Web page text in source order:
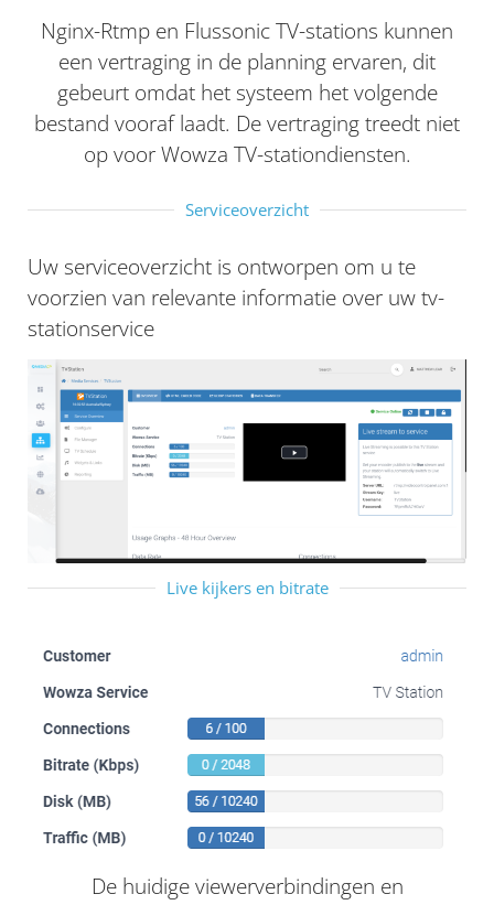
Nginx-Rtmp en Flussonic TV-stations kunnen
een vertraging in de planning ervaren, dit
gebeurt omdat het systeem het volgende
bestand vooraf laadt. De vertraging treedt niet
op voor Wowza TV-stationdiensten.
Serviceoverzicht
Uw serviceoverzicht is ontworpen om u te
voorzien van relevante informatie over uw tv-
stationservice
Live kijkers en bitrate
De huidige viewerverbindingen en